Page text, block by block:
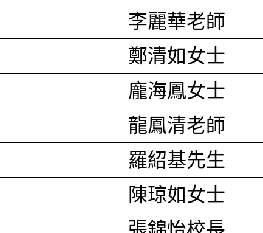
李麗華老師
鄭清如女士
龐海鳳女士
龍鳳清老師
羅紹基先生
陳琼如女士